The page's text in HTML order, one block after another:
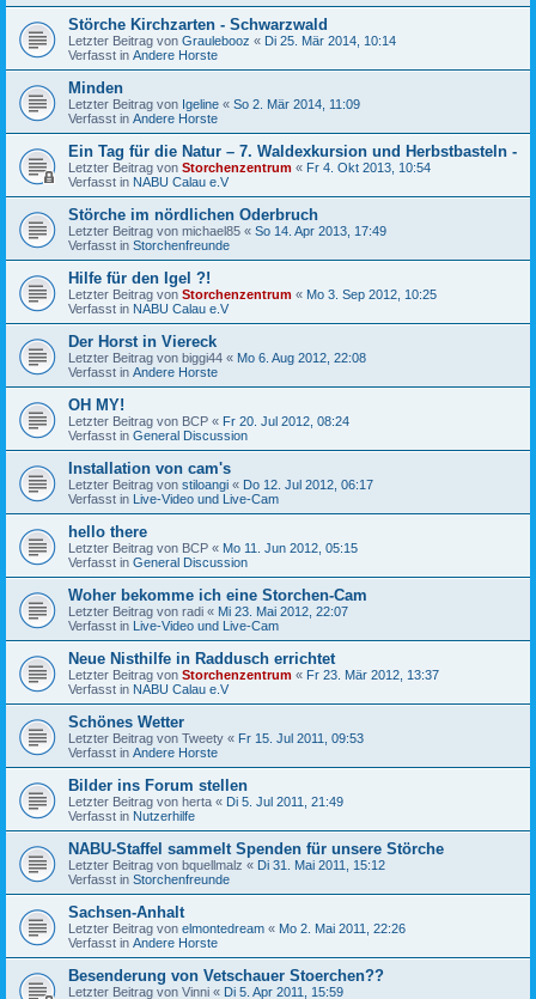
Störche Kirchzarten - Schwarzwald
Letzter Beitrag von Graulebooz « Di 25. Mär 2014, 10:14
Verfasst in Andere Horste
Minden
Letzter Beitrag von Igeline « So 2. Mär 2014, 11:09
Verfasst in Andere Horste
Ein Tag für die Natur – 7. Waldexkursion und Herbstbasteln -
Letzter Beitrag von Storchenzentrum « Fr 4. Okt 2013, 10:54
Verfasst in NABU Calau e.V
Störche im nördlichen Oderbruch
Letzter Beitrag von michael85 « So 14. Apr 2013, 17:49
Verfasst in Storchenfreunde
Hilfe für den Igel ?!
Letzter Beitrag von Storchenzentrum « Mo 3. Sep 2012, 10:25
Verfasst in NABU Calau e.V
Der Horst in Viereck
Letzter Beitrag von biggi44 « Mo 6. Aug 2012, 22:08
Verfasst in Andere Horste
OH MY!
Letzter Beitrag von BCP « Fr 20. Jul 2012, 08:24
Verfasst in General Discussion
Installation von cam's
Letzter Beitrag von stiloangi « Do 12. Jul 2012, 06:17
Verfasst in Live-Video und Live-Cam
hello there
Letzter Beitrag von BCP « Mo 11. Jun 2012, 05:15
Verfasst in General Discussion
Woher bekomme ich eine Storchen-Cam
Letzter Beitrag von radi « Mi 23. Mai 2012, 22:07
Verfasst in Live-Video und Live-Cam
Neue Nisthilfe in Raddusch errichtet
Letzter Beitrag von Storchenzentrum « Fr 23. Mär 2012, 13:37
Verfasst in NABU Calau e.V
Schönes Wetter
Letzter Beitrag von Tweety « Fr 15. Jul 2011, 09:53
Verfasst in Andere Horste
Bilder ins Forum stellen
Letzter Beitrag von herta « Di 5. Jul 2011, 21:49
Verfasst in Nutzerhilfe
NABU-Staffel sammelt Spenden für unsere Störche
Letzter Beitrag von bquellmalz « Di 31. Mai 2011, 15:12
Verfasst in Storchenfreunde
Sachsen-Anhalt
Letzter Beitrag von elmontedream « Mo 2. Mai 2011, 22:26
Verfasst in Andere Horste
Besenderung von Vetschauer Stoerchen??
Letzter Beitrag von Vinni « Di 5. Apr 2011, 15:59